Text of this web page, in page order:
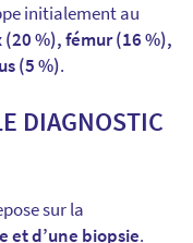
initialement au
%), fémur (16 %),
(5 %).
DIAGNOSTIC
sur la
et d’une biopsie.